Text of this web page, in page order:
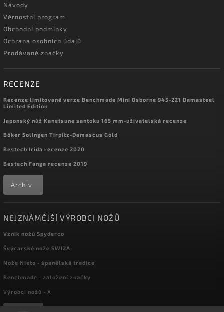
Návody
Věrnostní program
Obchodní podmínky
Ochrana osobních údajů
Prodávané značky
RECENZE
Recenze limitované verze Benchmade Mini Osborne 945-221 Damasteel
Limited Edition
Japonský nůž Kanetsune santoku 165 mm-uživatelská recenze
Böker Solingen Tirpitz-Damascus Gold
Bestech Irida recenze 2020
Bestech Fanga recenze 2019
Archiv
NEJZNÁMĚJŠÍ VÝROBCI NOŽŮ
Vznik nožů Spyderco
Švýcarské nože SWIZA
Nože Nieto - španělská tradice
Benchmade - založení značky
Výrobci nožů - X